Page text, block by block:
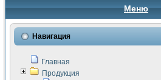
Меню
Навигация
Главная
Продукция